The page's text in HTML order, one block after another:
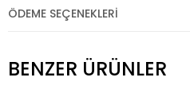
ÖDEME SEÇENEKLERI
BENZER ÜRÜNLER